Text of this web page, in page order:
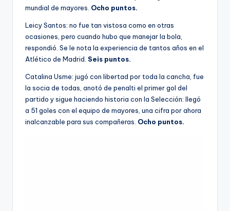
mundial de mayores. Ocho puntos.
Leicy Santos: no fue tan vistosa como en otras
ocasiones, pero cuando hubo que manejar la bola,
respondió. Se le nota la experiencia de tantos años en el
Atlético de Madrid. Seis puntos.
Catalina Usme: jugó con libertad por toda la cancha, fue
la socia de todas, anotó de penalti el primer gol del
partido y sigue haciendo historia con la Selección: llegó
a 51 goles con el equipo de mayores, una cifra por ahora
inalcanzable para sus compañeras. Ocho puntos.